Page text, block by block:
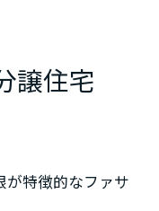
譲住宅
が特徴的なファサ